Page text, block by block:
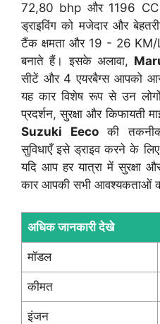
72,80 bhp और 1196 CC
ड्राइविंग को मजेदार और
टैंक क्षमता और 19 - 26 KM/
बनाते हैं। इसके अलावा,
सीटें और 4 एयरबैग्स आपको
यह कार विशेष रूप से उन
प्रदर्शन, सुरक्षा और किफायती
Suzuki Eecoकी
सुविधाएँ इसे ड्राइव करने के
यदि आप हर यात्रा में सुरक्षा
कार आपकी सभी आवश्यकताओं
अधिक जानकारी देखे
मॉडल
कीमत
इंजन